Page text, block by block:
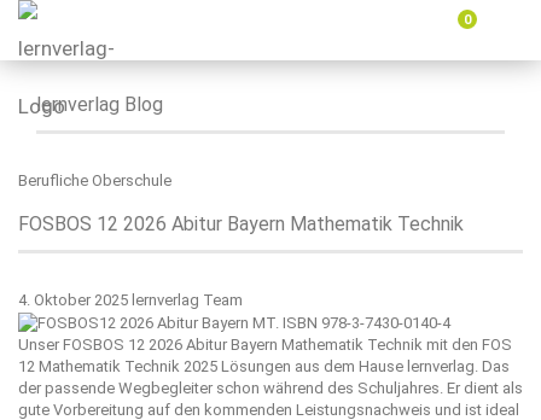
0
lernverlag Blog
Berufliche Oberschule
FOSBOS 12 2026 Abitur Bayern Mathematik Technik
4. Oktober 2025 lernverlag Team
Unser FOSBOS 12 2026 Abitur Bayern Mathematik Technik mit den FOS
12 Mathematik Technik 2025 Lösungen aus dem Hause lernverlag . Das
der passende Wegbegleiter schon während des Schuljahres. Er dient als
gute Vorbereitung auf den kommenden Leistungsnachweis und ist ideal